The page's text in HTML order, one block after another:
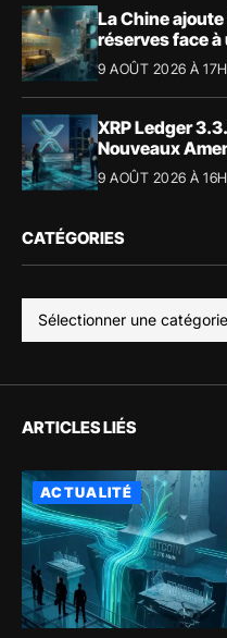
La Chine
réserves face
9 AOÛT 2026 À
XRP Ledger
Nouveaux
Validation
9 AOÛT 2026 À
CATÉGORIES
ARTICLES LIÉS
ACTUALITÉ